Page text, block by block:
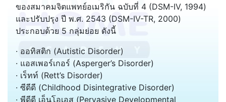
ของสมาคมจิตแพทย์อเมริกัน ฉบับที่ 4 (DSM-IV, 1994)
และปรับปรุง ปี พ.ศ. 2543 (DSM-IV-TR, 2000)
ประกอบด้วย 5 กลุ่มย่อย ดังนี้
· ออทิสติก (Autistic Disorder)
· แอสเพอร์เกอร์ (Asperger’s Disorder)
· เร็ทท์ (Rett’s Disorder)
· ซีดีดี (Childhood Disintegrative Disorder)
· พีดีดี เอ็นโอเอส (Pervasive Developmental